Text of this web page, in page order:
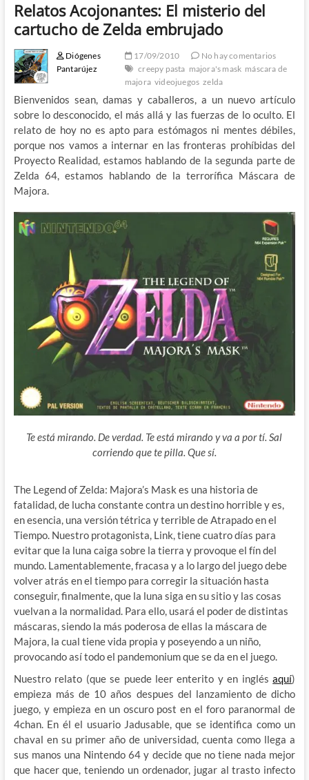
Relatos Acojonantes: El misterio del
cartucho de Zelda embrujado
Diógenes
Pantarújez
17/09/2010
No hay comentarios
creepy pasta majora's mask máscara de
majora videojuegos zelda
Bienvenidos sean, damas y caballeros, a un nuevo artículo
sobre lo desconocido, el más allá y las fuerzas de lo oculto. El
relato de hoy no es apto para estómagos ni mentes débiles,
porque nos vamos a internar en las fronteras prohíbidas del
Proyecto Realidad, estamos hablando de la segunda parte de
Zelda 64, estamos hablando de la terrorífica Máscara de
Majora.
Te está mirando. De verdad. Te está mirando y va a por tí. Sal
corriendo que te pilla. Que sí.
The Legend of Zelda: Majora’s Mask es una historia de
fatalidad, de lucha constante contra un destino horrible y es,
en esencia, una versión tétrica y terrible de Atrapado en el
Tiempo. Nuestro protagonista, Link, tiene cuatro días para
evitar que la luna caiga sobre la tierra y provoque el fín del
mundo. Lamentablemente, fracasa y a lo largo del juego debe
volver atrás en el tiempo para corregir la situación hasta
conseguir, finalmente, que la luna siga en su sitio y las cosas
vuelvan a la normalidad. Para ello, usará el poder de distintas
máscaras, siendo la más poderosa de ellas la máscara de
Majora, la cual tiene vida propia y poseyendo a un niño,
provocando así todo el pandemonium que se da en el juego.
Nuestro relato (que se puede leer enterito y en inglésaquí)
empieza más de 10 años despues del lanzamiento de dicho
juego, y empieza en un oscuro post en el foro paranormal de
4chan. En él el usuario Jadusable, que se identifica como un
chaval en su primer año de universidad, cuenta como llega a
sus manos una Nintendo 64 y decide que no tiene nada mejor
que hacer que, teniendo un ordenador, jugar al trasto infecto